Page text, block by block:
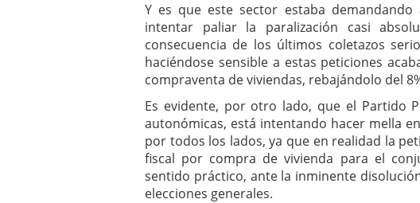
Y es que este sector estaba
intentar paliar la paralización casi
consecuencia de los últimos coletazos
haciéndose sensible a estas peticiones
compraventa de viviendas, rebajándolo del
Es evidente, por otro lado, que el Partido
autonómicas, está intentando hacer mella
por todos los lados, ya que en realidad la
fiscal por compra de vivienda para el
sentido práctico, ante la inminente
elecciones generales.